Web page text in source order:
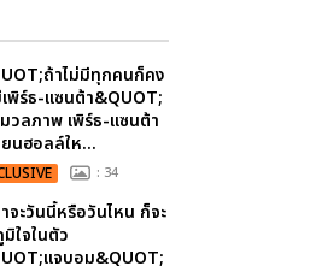
ถ้าไม่มีทุกคนก็คง
พิร์ธ-แซนต้า&QUOT;
วลภาพ เพิร์ธ-แซนต้า
นฮอลล์ให...
: 34
จะวันนี้หรือวันไหน ก็จะ
ใจในตัว
แจบอม&QUOT;